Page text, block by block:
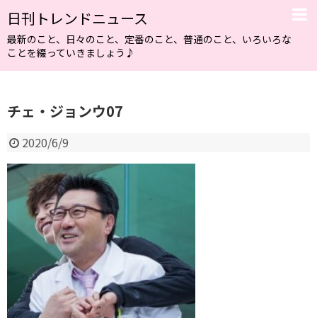
日刊トレンドニュース
最新のこと、日々のこと、定番のこと、普通のこと、いろいろな
ことを綴っていきましょう♪
チェ・ジョンウ07
2020/6/9